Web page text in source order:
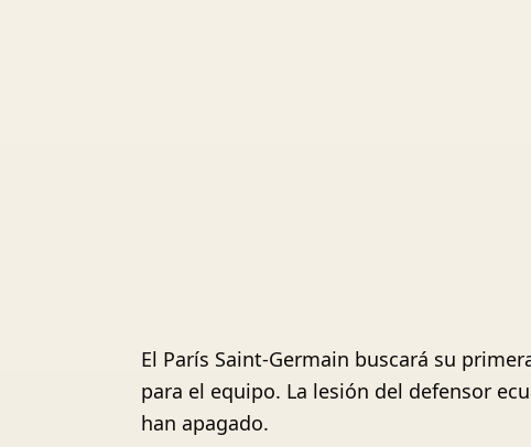
El París Saint-Germain buscará su
para el equipo. La lesión del defensor
han apagado.